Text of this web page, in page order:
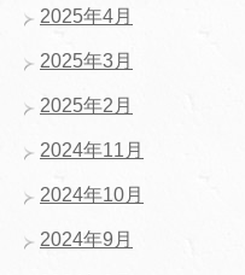
2025年4月
2025年3月
2025年2月
2024年11月
2024年10月
2024年9月